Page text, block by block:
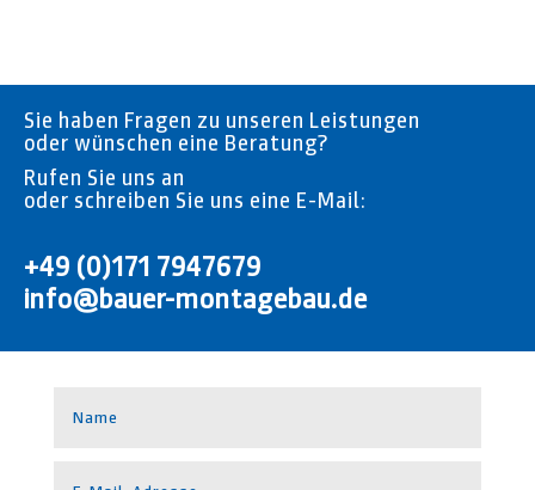
Sie haben Fragen zu unseren Leistungen
oder wünschen eine Beratung?
Rufen Sie uns an
oder­ ­schreiben Sie uns eine E-Mail:
+49 (0)171 7947679
info@bauer-montagebau.de